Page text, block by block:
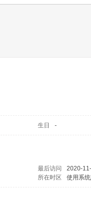
生日 -
最后访问
2020-
所在时区 使用系